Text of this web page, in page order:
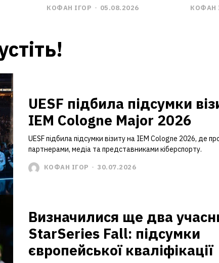
КОФАН ІГОР - 05.08.2026 КОФАН
UESF підбила підсумки
IEM Cologne Major 2026
UESF підбила підсумки візиту на IEM Cologne 2026, де
партнерами, медіа та представниками кіберспорту.
КОФАН ІГОР - 30.07.2026
Визначилися ще два
StarSeries Fall: підсумки
європейської кваліфікації